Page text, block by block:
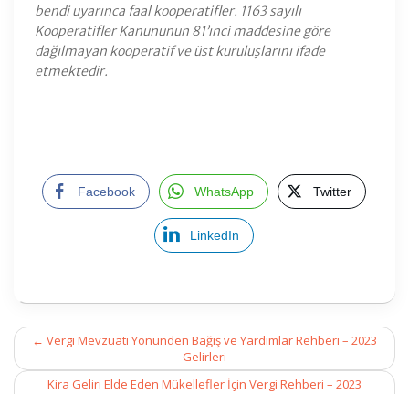
bendi uyarınca faal kooperatifler. 1163 sayılı
Kooperatifler Kanununun 81’ınci maddesine göre
dağılmayan kooperatif ve üst kuruluşlarını ifade
etmektedir.
Facebook WhatsApp Twitter
LinkedIn
Post
navigation
← Vergi Mevzuatı Yönünden Bağış ve Yardımlar Rehberi – 2023
Gelirleri
Kira Geliri Elde Eden Mükellefler İçin Vergi Rehberi – 2023